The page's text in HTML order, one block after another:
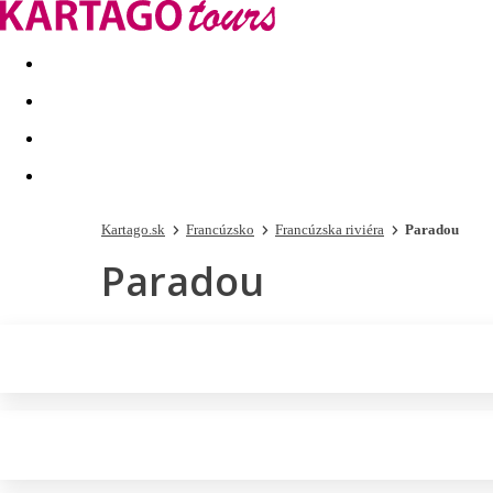
Last minute Dovolenkové kluby
Kartago.sk Francúzsko Francúzska riviéra Paradou
Paradou